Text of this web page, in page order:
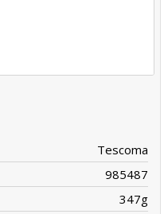
Tescoma
985487
347g